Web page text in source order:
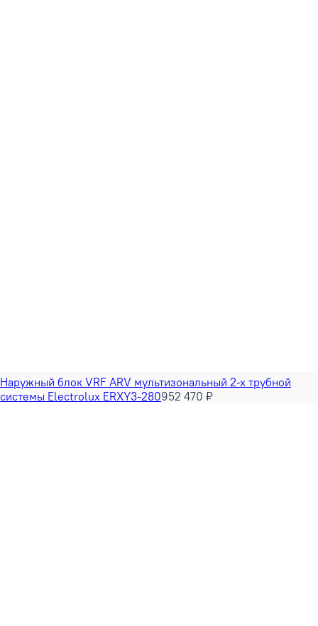
Наружный блок VRF ARV мультизональный 2-х трубной
системы Electrolux ERXY3-280952 470 ₽